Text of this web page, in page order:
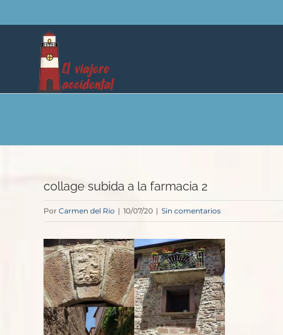
al
contenido
collage subida a la farmacia 2
Por Carmen del Rio | 10/07/20 | Sin comentarios